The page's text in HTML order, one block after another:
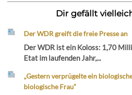
Dir gefällt
Der WDR greift die freie Presse an
Der WDR ist ein Koloss: 1,70
Etat im laufenden Jahr,...
„Gestern verprügelte ein
biologische Frau“